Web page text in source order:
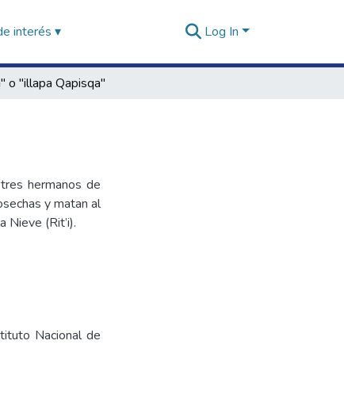
interés ▾ Log In
o "illapa Qapisqa"
hermanos de
y matan al
Nieve (Rit’i).
Nacional de